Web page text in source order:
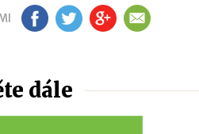
FB TW GP EM
dále